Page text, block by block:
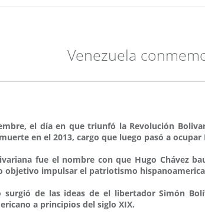
Venezuela
el día en que triunfó la Revolución
en el 2013, cargo que luego pasó a
fue el nombre con que Hugo Chávez
objetivo impulsar el patriotismo
surgió de las ideas de el libertador Simón
a principios del siglo XIX.